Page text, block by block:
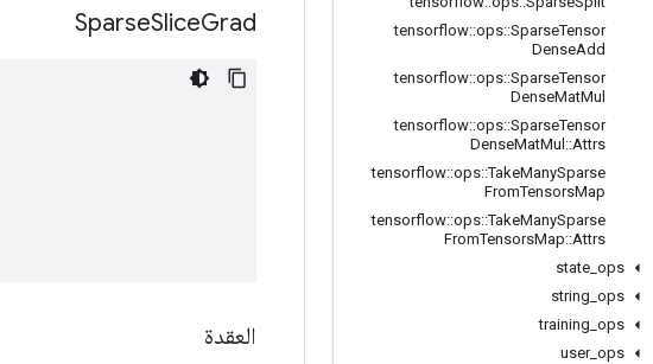
tensorflow::ops::SparseTensor
DenseAdd
tensorflow::ops::SparseTensor
DenseMatMul
tensorflow::ops::SparseTensor
DenseMatMul ::Attrs
tensorflow::ops::TakeManySparse
FromTensorsMap
tensorflow::ops::TakeManySparse
FromTensorsMap::Attrs
state ops
string ops
training ops
user_ ops
SparseSliceGrad
العقدة